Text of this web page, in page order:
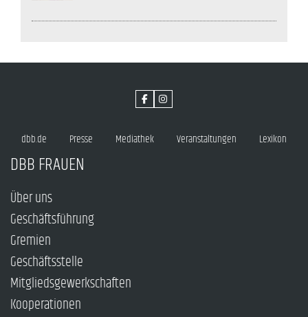
dbb.de Presse Mediathek Veranstaltungen Lexikon
DBB FRAUEN
Über uns
Geschäftsführung
Gremien
Geschäftsstelle
Mitgliedsgewerkschaften
Kooperationen